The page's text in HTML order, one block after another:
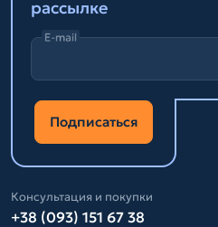
рассылке
E-mail
Подписаться
Консультация и покупки
+38 (093) 151 67 38